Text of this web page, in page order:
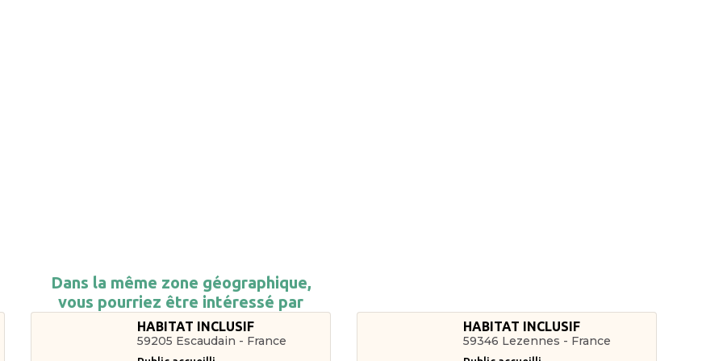
Dans la même zone géographique,
vous pourriez être intéressé par
HABITAT INCLUSIF
59205 Escaudain - France
HABITAT INCLUSIF
59346 Lezennes - France